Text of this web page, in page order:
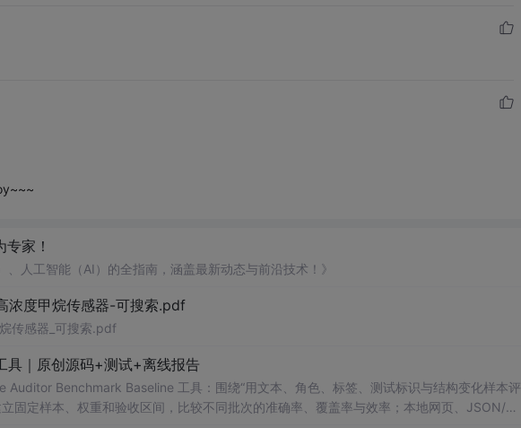
家！
人工智能（AI）的全指南，涵盖最新动态与前沿技术！》
浓度甲烷传感器-可搜索.pdf
传感器_可搜索.pdf
具｜原创源码+测试+离线报告
Benchmark Baseline 工具：围绕“用文本、角色、标签、测试标识与结构变化样本评
固定样本、权重和验收区间，比较不同批次的准确率、覆盖率与效率；本地网页、JSON/H